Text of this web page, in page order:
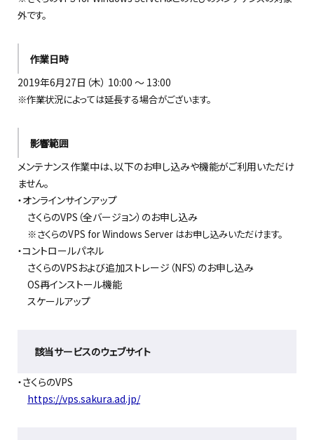
外です。
作業日時
2019年6月27日（木） 10:00 ～ 13:00
※作業状況によっては延長する場合がございます。
影響範囲
メンテナンス作業中は、以下のお申し込みや機能がご利用いただけ
ません。
・オンラインサインアップ
さくらのVPS（全バージョン）のお申し込み
※さくらのVPS for Windows Server はお申し込みいただけます。
・コントロールパネル
さくらのVPSおよび追加ストレージ（NFS）のお申し込み
OS再インストール機能
スケールアップ
該当サービスのウェブサイト
・さくらのVPS
https://vps.sakura.ad.jp/